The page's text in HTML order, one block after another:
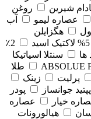
شیرین
روغن
عصاره لیمو
آب
هگزایلن
5% لاکتیک اسید
2٪
ها
سنتلا اسیاتیکا
ABSOLUE
طلا
پرلیت
زینک
پپتید جوانساز
پودر
خیار
عصاره
هیالورونات